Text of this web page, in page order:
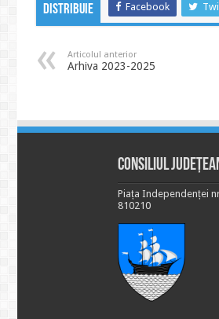
Distribuie Facebook
Articolul anterior
Arhiva 2023-2025
Consiliul
Piața Independenței
810210